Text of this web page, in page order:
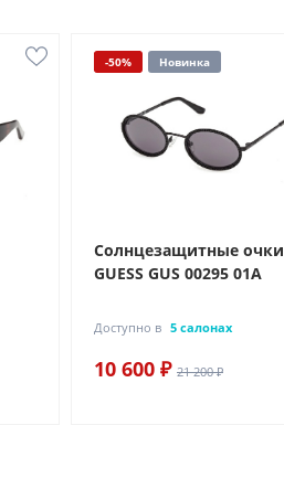
-50% Новинка
Солнцезащитные очки
GUESS GUS 00295 01A
Доступно в 5 салонах
10 600 ₽ 21 200 ₽